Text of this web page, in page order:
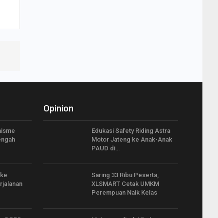
Opinion
Edukasi Safety Riding Astra
Motor Jateng ke Anak-Anak
PAUD di…
Saring 33 Ribu Peserta,
XLSMART Cetak UMKM
Perempuan Naik Kelas